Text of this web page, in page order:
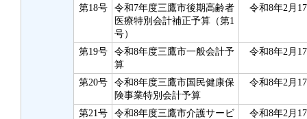
第18号
令和7年度三鷹市後期高齢者
医療特別会計補正予算（第1
号）
令和8年2月
第19号
令和8年度三鷹市一般会計予
算
令和8年2月
第20号
令和8年度三鷹市国民健康保
険事業特別会計予算
令和8年2月
第21号
令和8年度三鷹市介護サービ
令和8年2月